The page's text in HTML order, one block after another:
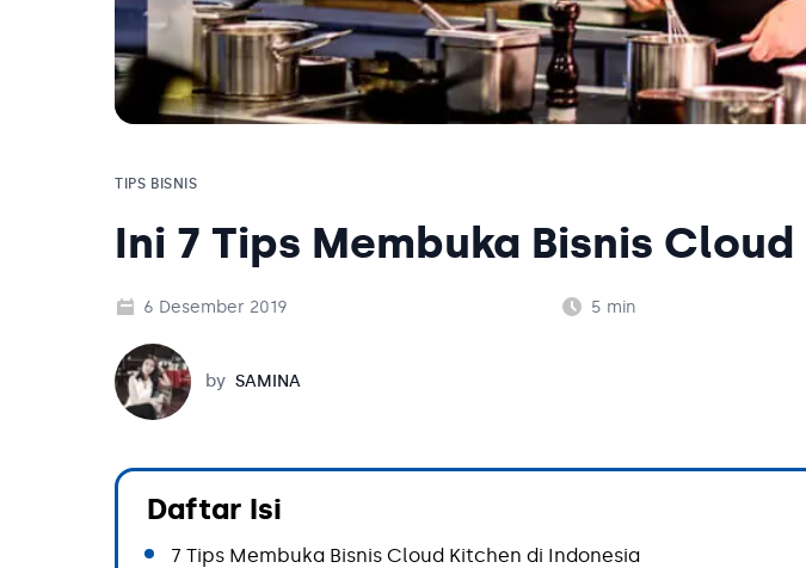
TIPS BISNIS
Ini 7 Tips Membuka Bisnis
6 Desember 2019 5 min
Samina
by SAMINA
Daftar Isi
7 Tips Membuka Bisnis Cloud Kitchen di Indonesia